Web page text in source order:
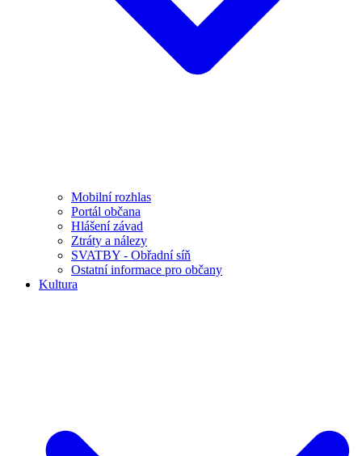
Mobilní rozhlas
Portál občana
Hlášení závad
Ztráty a nálezy
SVATBY - Obřadní síň
Ostatní informace pro občany
Kultura